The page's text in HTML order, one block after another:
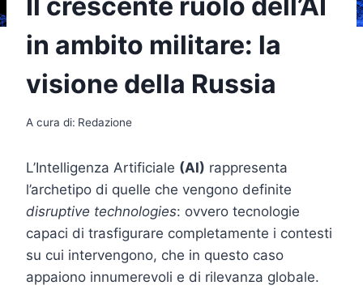
in ambito militare: la
visione della Russia
A cura di: Redazione
L’Intelligenza Artificiale (AI) rappresenta
l’archetipo di quelle che vengono definite
disruptive technologies: ovvero tecnologie
capaci di trasfigurare completamente i contesti
su cui intervengono, che in questo caso
appaiono innumerevoli e di rilevanza globale.